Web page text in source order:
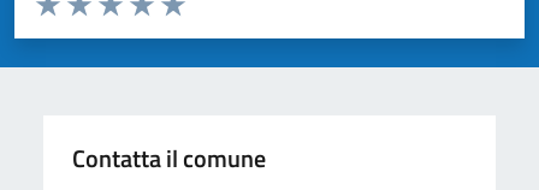
Valuta 5 stelle su 5
Valuta 4 stelle su 5
Valuta 3 stelle su 5
Valuta 2 stelle su 5
Valuta 1 stelle su 5
Contatta il comune